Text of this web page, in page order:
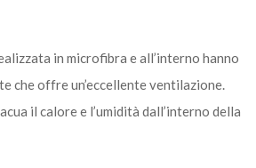
in microfibra e all’interno hanno
che offre un’eccellente ventilazione.
il calore e l’umidità dall’interno della